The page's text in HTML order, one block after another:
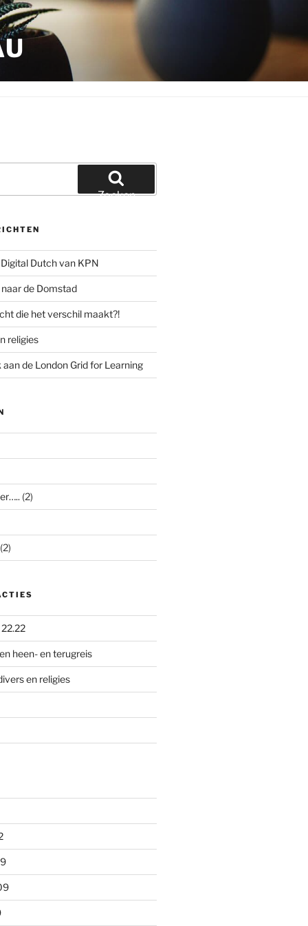
Zoeken
Dutch van KPN
de Domstad
die het verschil maakt?!
religies
de London Grid for Learning
(2)
22.22
heen- en terugreis
en religies